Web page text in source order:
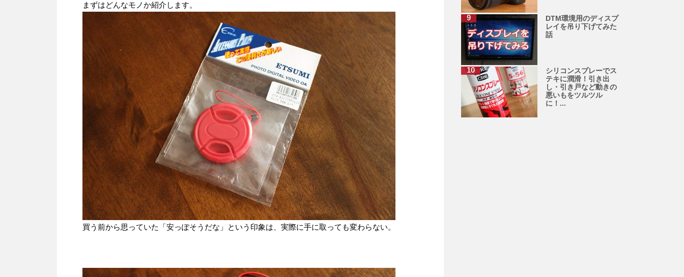
まずはどんなモノか紹介します。
買う前から思っていた「安っぽそうだな」という印象は、実際に手に取っても変わらない。
DTM環境用のディスプ
レイを吊り下げてみた
話
シリコンスプレーでス
テキに潤滑！引き出
し・引き戸など動きの
悪いもをツルツル
に！...